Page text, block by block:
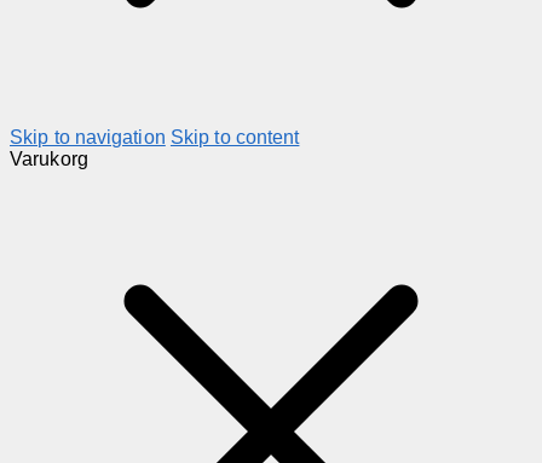
Skip to navigation Skip to content
Varukorg